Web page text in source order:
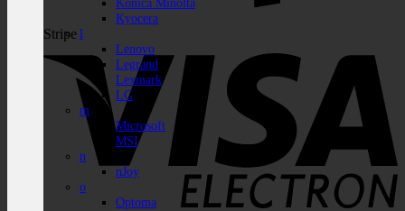
Stripe
Kyocera
l
Lenovo
Legrand
Lexmark
LG
m
Microsoft
MSI
n
nJoy
o
Optoma